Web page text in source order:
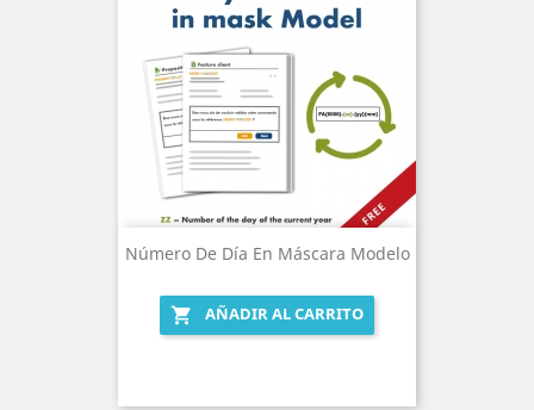
Número De Día En Máscara Modelo
 AÑADIR AL CARRITO